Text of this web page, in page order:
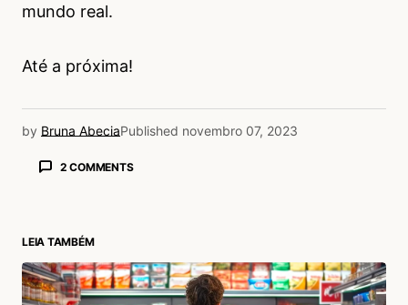
mundo real.
Até a próxima!
by Bruna AbeciaPublished novembro 07, 2023
2 COMMENTS
Queria muito ser menos dependente do celular,
mas nela loucura do dia dia confesso que é
LEIA TAMBÉM